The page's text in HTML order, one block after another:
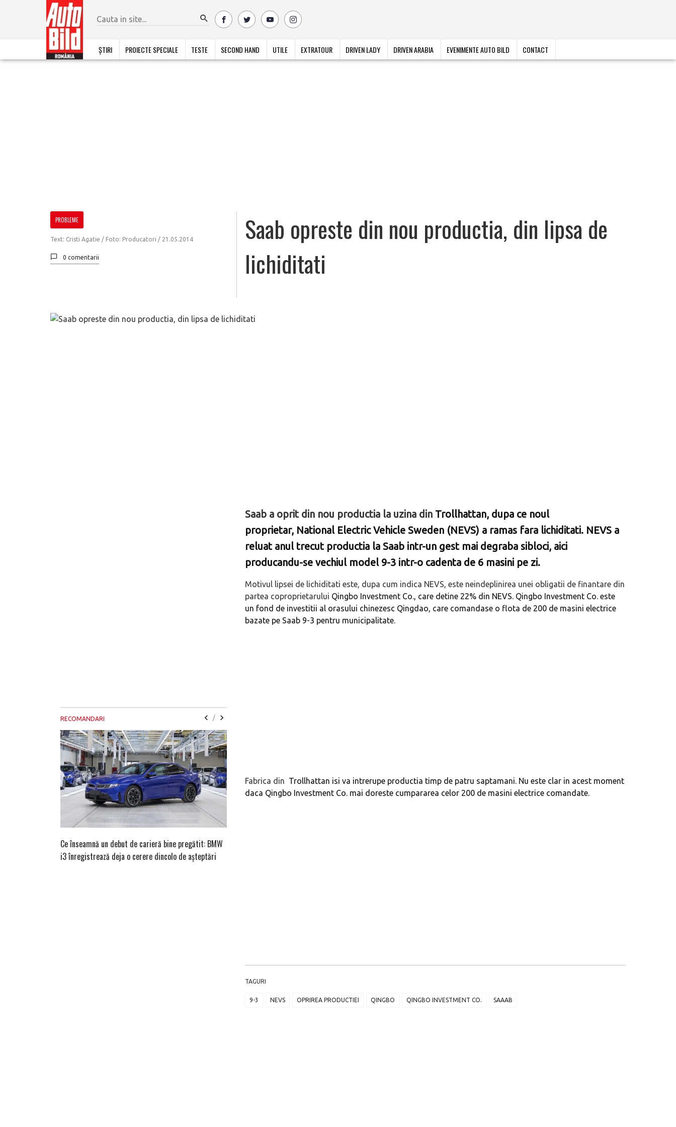
ȘTIRI PROIECTE SPECIALE TESTE SECOND HAND UTILE EXTRATOUR DRIVEN LADY DRIVEN ARABIA EVENIMENTE AUTO BILD CONTACT
PROBLEME
Text: Cristi Agatie / Foto: Producatori / 21.05.2014
0 comentarii
Saab opreste din nou productia, din lipsa de
lichiditati
Saab a oprit din nou productia la uzina din Trollhattan, dupa ce noul
proprietar, National Electric Vehicle Sweden (NEVS) a ramas fara lichiditati. NEVS a
reluat anul trecut productia la Saab intr-un gest mai degraba sibloci, aici
producandu-se vechiul model 9-3 intr-o cadenta de 6 masini pe zi.
Motivul lipsei de lichiditati este, dupa cum indica NEVS, este neindeplinirea unei obligatii de finantare din
partea coproprietarului Qingbo Investment Co., care detine 22% din NEVS. Qingbo Investment Co. este
un fond de investitii al orasului chinezesc Qingdao, care comandase o flota de 200 de masini electrice
bazate pe Saab 9-3 pentru municipalitate.
Fabrica din Trollhattan isi va intrerupe productia timp de patru saptamani. Nu este clar in acest moment
daca Qingbo Investment Co. mai doreste cumpararea celor 200 de masini electrice comandate.
TAGURI
9-3 NEVS OPRIREA PRODUCTIEI QINGBO QINGBO INVESTMENT CO. SAAAB
RECOMANDARI /
Ce înseamnă un debut de carieră bine pregătit: BMW
i3 înregistrează deja o cerere dincolo de așteptări